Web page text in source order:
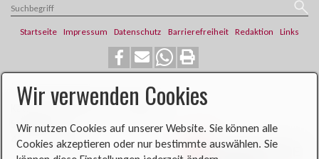
Startseite Impressum Datenschutz Barrierefreiheit Redaktion Links
​​​​Katholische Pfarrei St. Franziskus
Steinweg 6
46419 Isselburg
Wir verwenden Cookies
Wir nutzen Cookies auf unserer Website. Sie können alle
Cookies akzeptieren oder nur bestimmte auswählen. Sie